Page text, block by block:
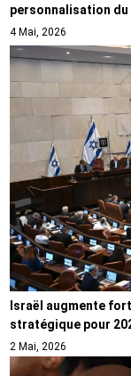
personnalisation
4 Mai, 2026
Israël augmente
stratégique pour
2 Mai, 2026